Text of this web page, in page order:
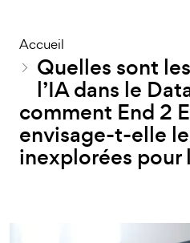
Accueil
Quelles sont
l’IA dans le
comment End 2
envisage-t-elle
inexplorées pour